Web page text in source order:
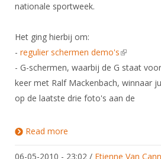
nationale sportweek.
Het ging hierbij om:
- regulier schermen demo's(link is
- G-schermen, waarbij de G staat
keer met Ralf Mackenbach, winnaar
op de laatste drie foto's aan de
Read more
06-05-2010 - 23:02 / Etienne Van Cann